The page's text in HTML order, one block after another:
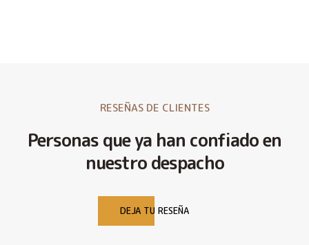
RESEÑAS DE CLIENTES
Personas que ya han confiado en
nuestro despacho
DEJA TU RESEÑA